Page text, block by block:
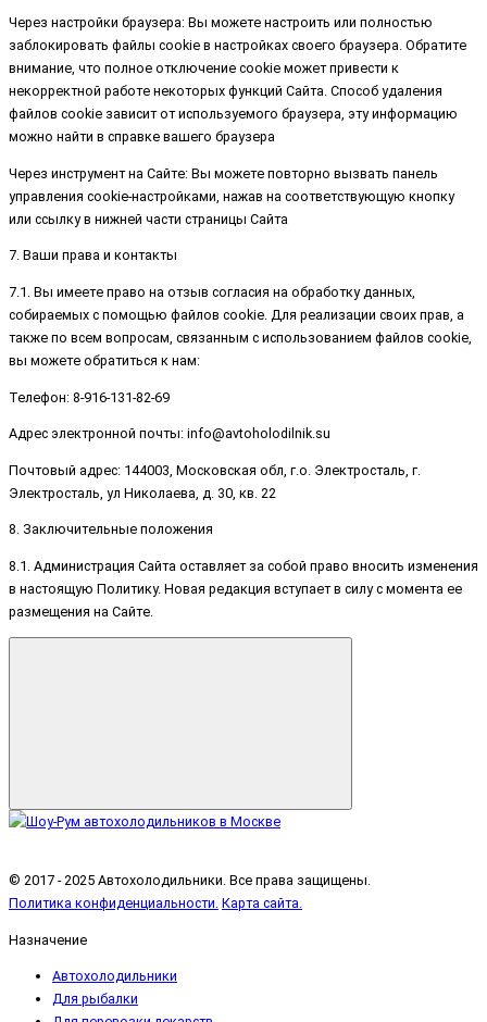
Через настройки браузера: Вы можете настроить или полностью
заблокировать файлы cookie в настройках своего браузера. Обратите
внимание, что полное отключение cookie может привести к
некорректной работе некоторых функций Сайта. Способ удаления
файлов cookie зависит от используемого браузера, эту информацию
можно найти в справке вашего браузера
Через инструмент на Сайте: Вы можете повторно вызвать панель
управления cookie-настройками, нажав на соответствующую кнопку
или ссылку в нижней части страницы Сайта
7. Ваши права и контакты
7.1. Вы имеете право на отзыв согласия на обработку данных,
собираемых с помощью файлов cookie. Для реализации своих прав, а
также по всем вопросам, связанным с использованием файлов cookie,
вы можете обратиться к нам:
Телефон: 8-916-131-82-69
Адрес электронной почты: info@avtoholodilnik.su
Почтовый адрес: 144003, Московская обл, г.о. Электросталь, г.
Электросталь, ул Николаева, д. 30, кв. 22
8. Заключительные положения
8.1. Администрация Сайта оставляет за собой право вносить изменения
в настоящую Политику. Новая редакция вступает в силу с момента ее
размещения на Сайте.
© 2017 - 2025 Автохолодильники. Все права защищены.
Политика конфиденциальности. Карта сайта.
Назначение
Автохолодильники
Для рыбалки